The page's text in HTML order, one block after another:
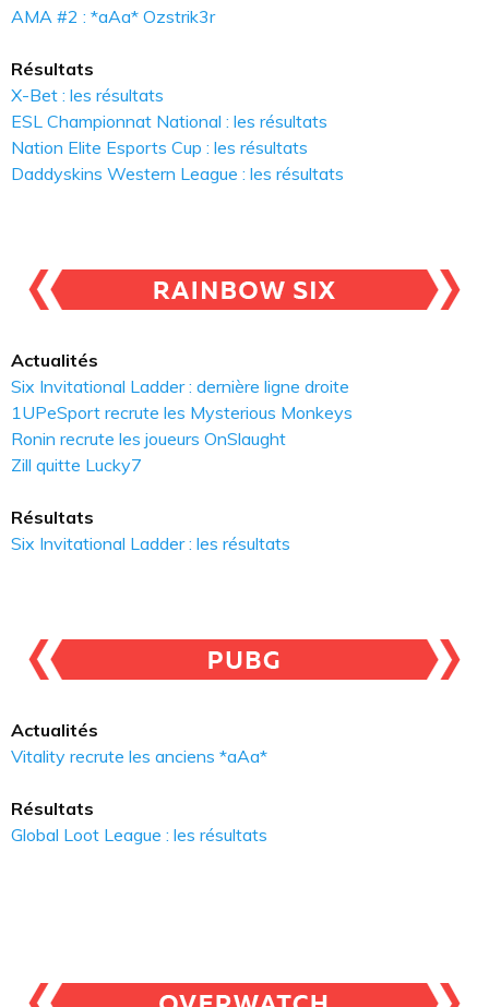
AMA #2 : *aAa* Ozstrik3r
Résultats
X-Bet : les résultats
ESL Championnat National : les résultats
Nation Elite Esports Cup : les résultats
Daddyskins Western League : les résultats
Actualités
Six Invitational Ladder : dernière ligne droite
1UPeSport recrute les Mysterious Monkeys
Ronin recrute les joueurs OnSlaught
Zill quitte Lucky7
Résultats
Six Invitational Ladder : les résultats
Actualités
Vitality recrute les anciens *aAa*
Résultats
Global Loot League : les résultats